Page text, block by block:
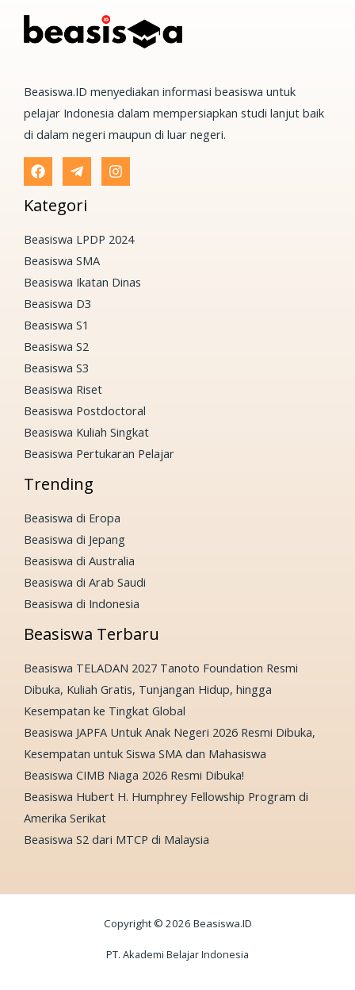
Beasiswa.ID menyediakan informasi beasiswa untuk
pelajar Indonesia dalam mempersiapkan studi lanjut baik
di dalam negeri maupun di luar negeri.
Kategori
Beasiswa LPDP 2024
Beasiswa SMA
Beasiswa Ikatan Dinas
Beasiswa D3
Beasiswa S1
Beasiswa S2
Beasiswa S3
Beasiswa Riset
Beasiswa Postdoctoral
Beasiswa Kuliah Singkat
Beasiswa Pertukaran Pelajar
Trending
Beasiswa di Eropa
Beasiswa di Jepang
Beasiswa di Australia
Beasiswa di Arab Saudi
Beasiswa di Indonesia
Beasiswa Terbaru
Beasiswa TELADAN 2027 Tanoto Foundation Resmi
Dibuka, Kuliah Gratis, Tunjangan Hidup, hingga
Kesempatan ke Tingkat Global
Beasiswa JAPFA Untuk Anak Negeri 2026 Resmi Dibuka,
Kesempatan untuk Siswa SMA dan Mahasiswa
Beasiswa CIMB Niaga 2026 Resmi Dibuka!
Beasiswa Hubert H. Humphrey Fellowship Program di
Amerika Serikat
Beasiswa S2 dari MTCP di Malaysia
Copyright © 2026 Beasiswa.ID
PT. Akademi Belajar Indonesia